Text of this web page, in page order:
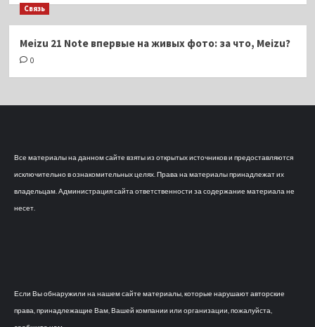
Связь
Meizu 21 Note впервые на живых фото: за что, Meizu?
0
Все материалы на данном сайте взяты из открытых источников и предоставляются
исключительно в ознакомительных целях. Права на материалы принадлежат их
владельцам. Администрация сайта ответственности за содержание материала не
несет.
Если Вы обнаружили на нашем сайте материалы, которые нарушают авторские
права, принадлежащие Вам, Вашей компании или организации, пожалуйста,